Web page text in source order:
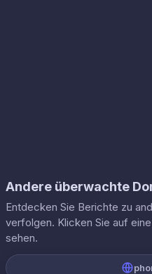
Andere überwachte
Entdecken Sie Berichte zu
verfolgen. Klicken Sie auf
sehen.